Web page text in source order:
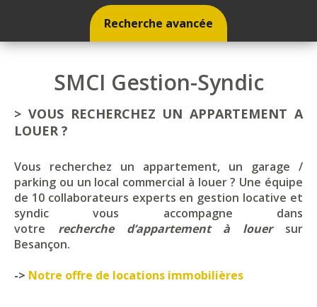
Recherche avancée
SMCI Gestion-Syndic
> VOUS RECHERCHEZ UN APPARTEMENT A
LOUER ?
Vous recherchez un appartement, un garage /
parking ou un local commercial à louer ? Une équipe
de 10 collaborateurs experts en gestion locative et
syndic vous accompagne dans
votre recherche d’appartement à louersur
Besançon.
-> Notre offre de locations immobilières